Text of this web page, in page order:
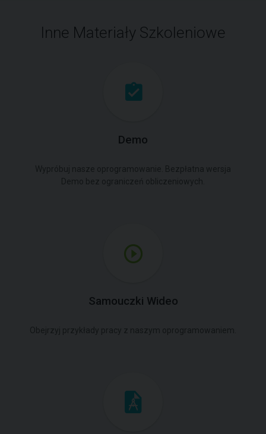
Inne Materiały Szkoleniowe
Demo
Samouczki Wideo